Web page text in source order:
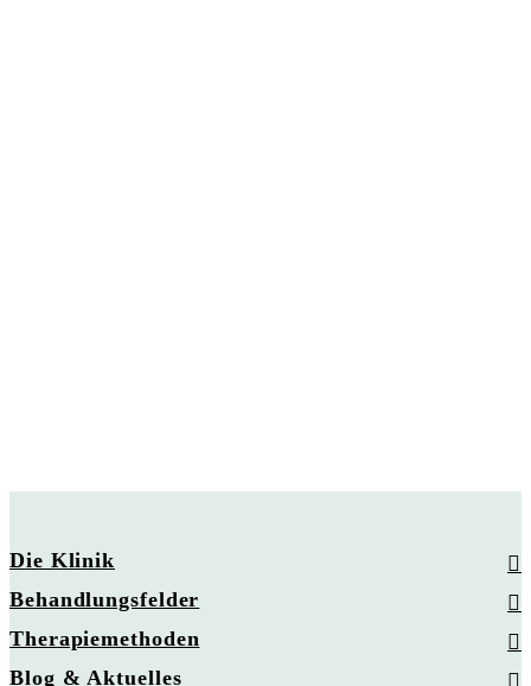
Die Klinik
Behandlungsfelder
Therapiemethoden
Blog & Aktuelles